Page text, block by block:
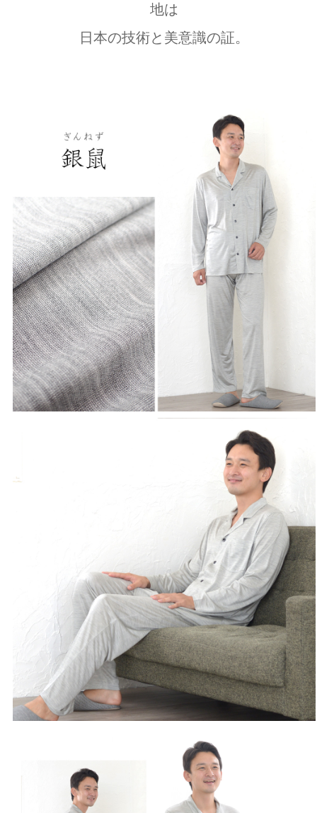
地は
日本の技術と美意識の証。